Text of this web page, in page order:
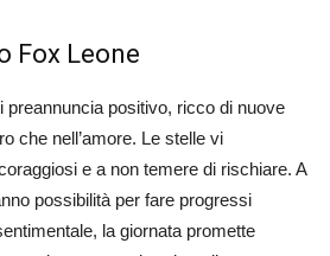
Fox Leone
preannuncia positivo, ricco di nuove
che nell’amore. Le stelle vi
e a non temere di rischiare. A
possibilità per fare progressi
la giornata promette